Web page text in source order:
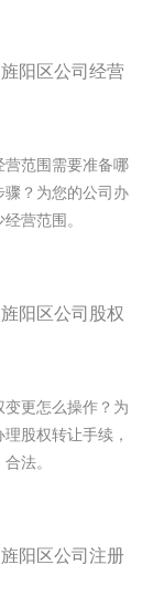
旌阳区公司经营
营范围需要准备哪
骤？为您的公司办
营范围。
旌阳区公司股权
变更怎么操作？为
股权转让手续，
法。
旌阳区公司注册